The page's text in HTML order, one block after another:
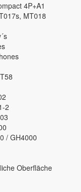
4P+A1
MT018
2
/ GH4000
Oberfläche